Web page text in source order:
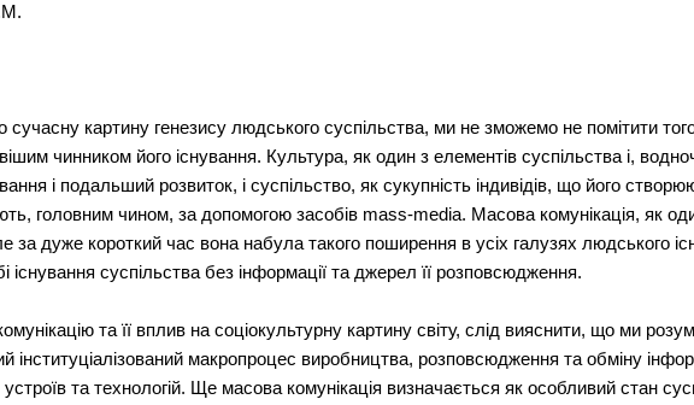
картину генезису людського суспільства, ми не зможемо не помітити
чинником його існування. Культура, як один з елементів суспільства і,
і подальший розвиток, і суспільство, як сукупність індивідів, що його
головним чином, за допомогою засобів mass-media. Масова комунікація, як
за дуже короткий час вона набула такого поширення в усіх галузях людського
існування суспільства без інформації та джерел її розповсюдження.
та її вплив на соціокультурну картину світу, слід вияснити, що ми
інституціалізований макропроцес виробництва, розповсюдження та обміну
та технологій. Ще масова комунікація визначається як особливий стан